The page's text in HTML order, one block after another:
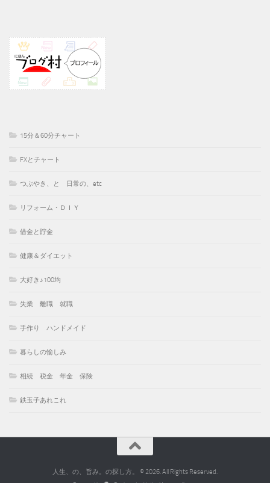
15分＆60分チャート
FXとチャート
つぶやき、と 日常の、etc
リフォーム・ＤＩＹ
借金と貯金
健康＆ダイエット
大好き♪100均
失業 離職 就職
手作り ハンドメイド
暮らしの愉しみ
相続 税金 年金 保険
鉄玉子あれこれ
人生、の、旨み。の探し方。 © 2026. All Rights Reserved.